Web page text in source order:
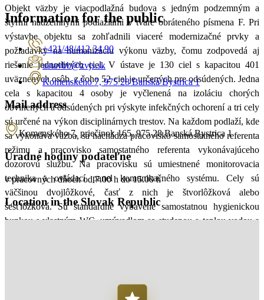
Objekt väzby je viacpodlažná budova s jedným podzemným a
štyrmi nadzemnými podlažiami v tvare obráteného písmena F. Pri
výstavbe objektu sa zohľadnili viaceré modernizačné prvky a
požiadavky na humanizáciu výkonu väzby, čomu zodpovedá aj
riešenie jednotlivých ciel. V ústave je 130 ciel s kapacitou 401
uväznených osôb, z čoho 52 ciel je určených pre odsúdených. Jedna
cela s kapacitou 4 osoby je vyčlenená na izoláciu chorých
obvinených a odsúdených pri výskyte infekčných ochorení a tri cely
sú určené na výkon disciplinárnych trestov. Na každom podlaží, kde
sa vykonáva väzba, sa nachádza pracovisko samostatného referenta
režimu a pracovisko samostatného referenta vykonávajúceho
dozorovú službu. Na pracovisku sú umiestnené monitorovacia
technika a ovládací panel komunikačného systému. Cely sú
väčšinou dvojlôžkové, časť z nich je štvorlôžková alebo
šesťlôžková. Sú štandardne vybavené samostatnou hygienickou
bunkou s vlastným WC, umývadlom so studenou a teplou vodou a
Cely sú vybavené koncovými zariadeniami komunikačného
Information for the public
+421/48/412 34 90
ustavbb@zvjs.sk
Komenského 7, 975 28 Banská Bystrica 1
Mail address
Komenského 7, priečinok 165, 975 28 Banská Bystrica 1
Úradné hodiny podateľne
v pracovných dňoch od 7.00 h do 15.00 h
Location in the Slovak Republic